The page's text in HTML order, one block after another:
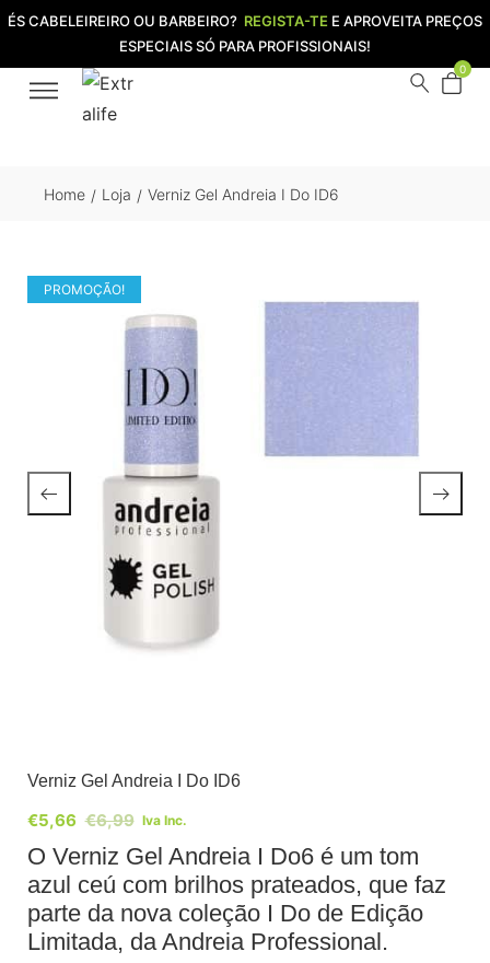
ÉS CABELEIREIRO OU BARBEIRO? REGISTA-TE E APROVEITA PREÇOS
ESPECIAIS SÓ PARA PROFISSIONAIS!
0
Home / Loja / Verniz Gel Andreia I Do ID6
PROMOÇÃO!
Verniz Gel Andreia I Do ID6
€6,99
€5,66 Iva Inc.
O Verniz Gel Andreia I Do6 é um tom
azul ceú com brilhos prateados, que faz
parte da nova coleção I Do de Edição
Limitada, da Andreia Professional.